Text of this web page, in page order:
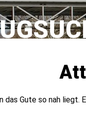
das Gute so nah